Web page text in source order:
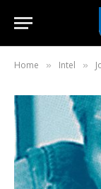
Home » Intel »